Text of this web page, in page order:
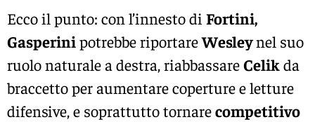
Ecco il punto: con l’innesto di Fortini,
Gasperinipotrebbe riportareWesleynel suo
ruolo naturale a destra, riabbassareCelikda
braccetto per aumentare coperture e letture
difensive, e soprattutto tornarecompetitivo